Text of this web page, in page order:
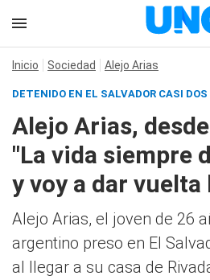
Inicio Sociedad Alejo Arias
DETENIDO EN EL SALVADOR CASI DOS
Alejo Arias,
"La vida siempre
y voy a dar vuelta
Alejo Arias, el joven de 26
argentino preso en El
al llegar a su casa de